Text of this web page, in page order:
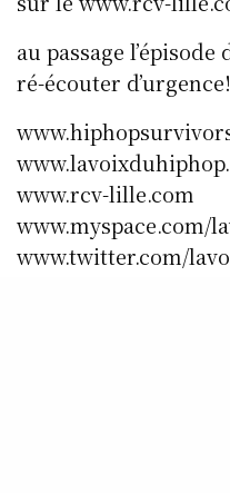
au passage
ré-écouter d’urgence!
www.rcv-lille.com
www.myspace.com/
www.twitter.com/